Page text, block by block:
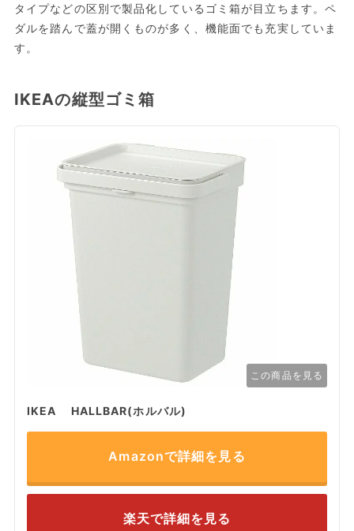
タイプなどの区別で製品化しているゴミ箱が目立ちます。ペ
ダルを踏んで蓋が開くものが多く、機能面でも充実していま
す。
IKEAの縦型ゴミ箱
この商品を見る
IKEA HALLBAR(ホルバル)
Amazonで詳細を見る
楽天で詳細を見る